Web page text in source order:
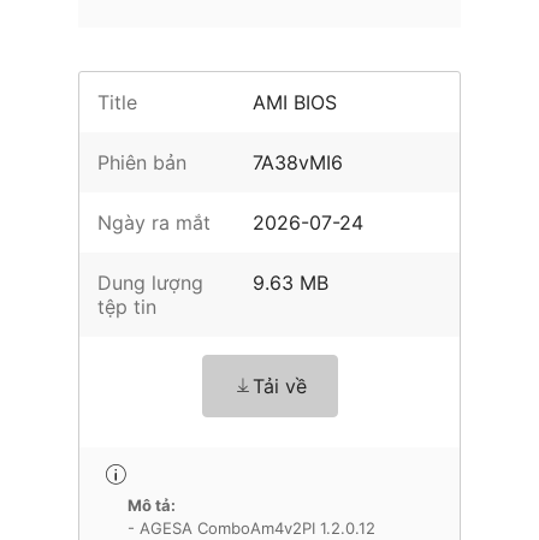
Title AMI BIOS
Phiên bản 7A38vMI6
Ngày ra mắt 2026-07-24
Dung lượng
tệp tin
9.63 MB
Tải về
Mô tả:
- AGESA ComboAm4v2PI 1.2.0.12